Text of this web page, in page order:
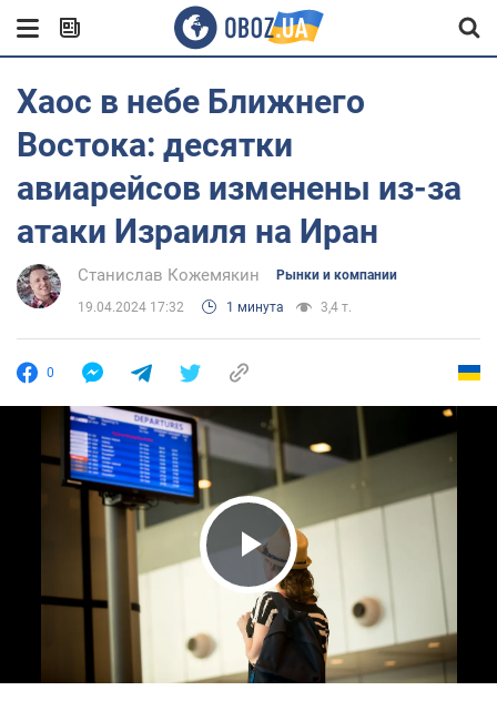
Хаос в небе Ближнего
Востока: десятки
авиарейсов изменены из-за
атаки Израиля на Иран
Станислав Кожемякин Рынки и компании
19.04.2024 17:32 1 минута 3,4 т.
0
Play Video